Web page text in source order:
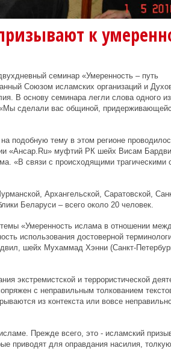
к
семинар «Умеренность – путь
Союзом исламских организаций и
В основу семинара легли слова одного
сделали вас общиной,
подобную тему в этом регионе
«Ансар.Ru» муфтий РК шейх Висам
«В связи с происходящими трагическими
Архангельской, Саратовской,
Беларуси – всего около 20 человек.
«Умеренность ислама в отношении
использования достоверной
шейх Мухаммад Хэнни (Санкт-
экстремистской и террористической
с неправильным толкованием
из контекста или вовсе
Прежде всего, это - исламский
приводят для оправдания насилия,